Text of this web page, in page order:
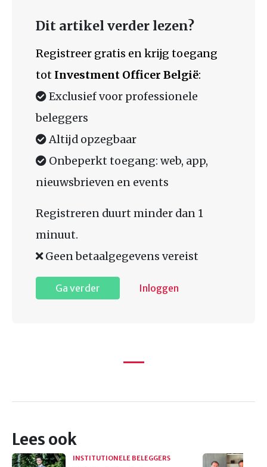
Dit artikel verder lezen?
Registreer gratis en krijg toegang
tot Investment Officer België:
Exclusief voor professionele
beleggers
Altijd opzegbaar
Onbeperkt toegang: web, app,
nieuwsbrieven en events
Registreren duurt minder dan 1
minuut.
Geen betaalgegevens vereist
Ga verder Inloggen
Lees ook
INSTITUTIONELE BELEGGERS